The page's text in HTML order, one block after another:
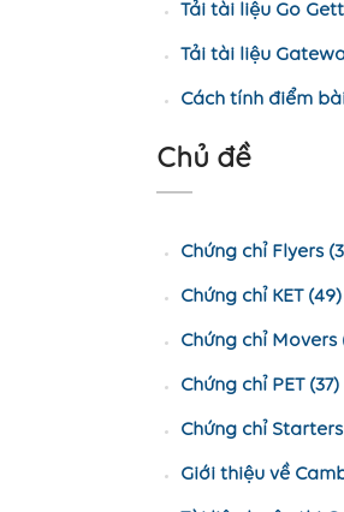
Tải tài liệu Go
Tải tài liệu
Cách tính điểm
Chủ đề
Chứng chỉ Flyers
Chứng chỉ KET (49)
Chứng chỉ Movers
Chứng chỉ PET (37)
Chứng chỉ
Giới thiệu về